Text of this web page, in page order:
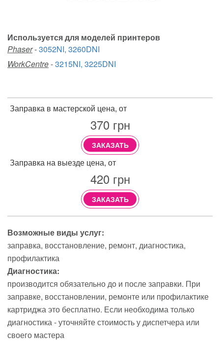
Используется для моделей принтеров
Phaser-3052NI, 3260DNI
WorkCentre-3215NI, 3225DNI
Заправка в мастерской цена, от
370грн
ЗАКАЗАТЬ
Заправка на выезде цена, от
420грн
ЗАКАЗАТЬ
Возможные виды услуг:
заправка восстановление ремонт диагностика
профилактика
Диагностика:
производится обязательно до и после заправки. При
заправке, восстановлении, ремонте или профилактике
картриджа это бесплатно. Если необходима только
диагностика - уточняйте стоимость у диспетчера или
своего мастера